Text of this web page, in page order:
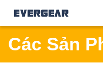
Các Sản